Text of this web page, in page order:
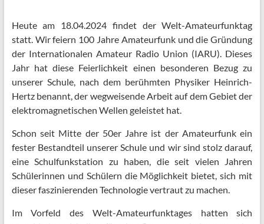
Heute am 18.04.2024 findet der Welt-Amateurfunktag
statt. Wir feiern 100 Jahre Amateurfunk und die Gründung
der Internationalen Amateur Radio Union (IARU). Dieses
Jahr hat diese Feierlichkeit einen besonderen Bezug zu
unserer Schule, nach dem berühmten Physiker Heinrich-
Hertz benannt, der wegweisende Arbeit auf dem Gebiet der
elektromagnetischen Wellen geleistet hat.
Schon seit Mitte der 50er Jahre ist der Amateurfunk ein
fester Bestandteil unserer Schule und wir sind stolz darauf,
eine Schulfunkstation zu haben, die seit vielen Jahren
Schülerinnen und Schülern die Möglichkeit bietet, sich mit
dieser faszinierenden Technologie vertraut zu machen.
Im Vorfeld des Welt-Amateurfunktages hatten sich